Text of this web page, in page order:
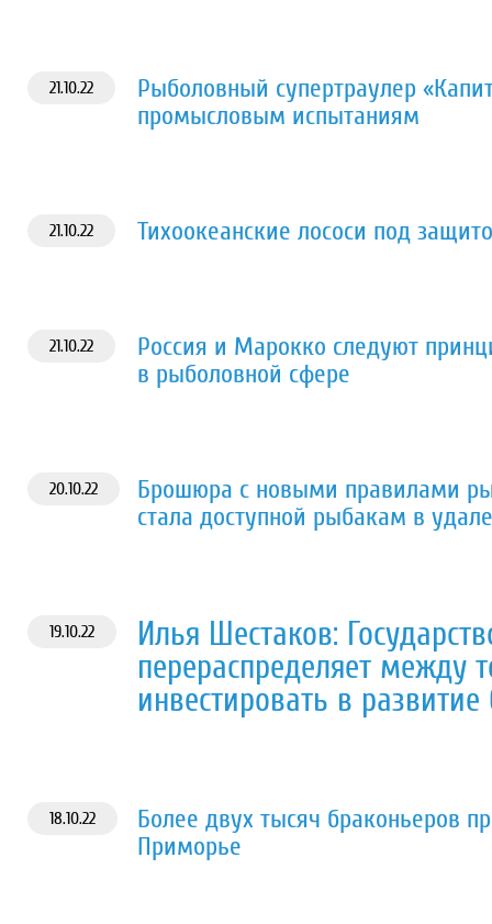
21.10.22
Рыболовный супертраулер
промысловым испытаниям
21.10.22 Тихоокеанские лососи под
21.10.22
Россия и Марокко следуют
в рыболовной сфере
20.10.22
Брошюра с новыми правилами
стала доступной рыбакам в
19.10.22
Илья Шестаков:
перераспределяет между
инвестировать в
18.10.22
Более двух тысяч браконьеров
Приморье